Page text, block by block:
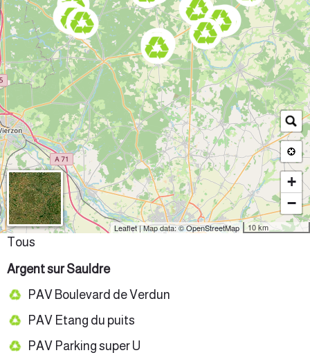
+
−
10 km
Leaflet| Map data: ©OpenStreetMap
Tous
Argent sur Sauldre
PAV Boulevard de Verdun
PAV Etang du puits
PAV Parking super U